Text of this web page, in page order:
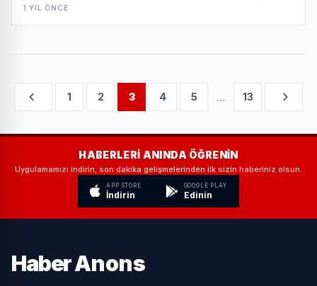
1 YIL ÖNCE
1 2 3 4 5 ... 13
HABERLERI ANINDA ÖĞRENIN
Uygulamamızı indirin, son dakika gelişmelerinden ilk sizin haberiniz olsun.
APP STORE
İndirin
GOOGLE PLAY
Edinin
HaberAnons